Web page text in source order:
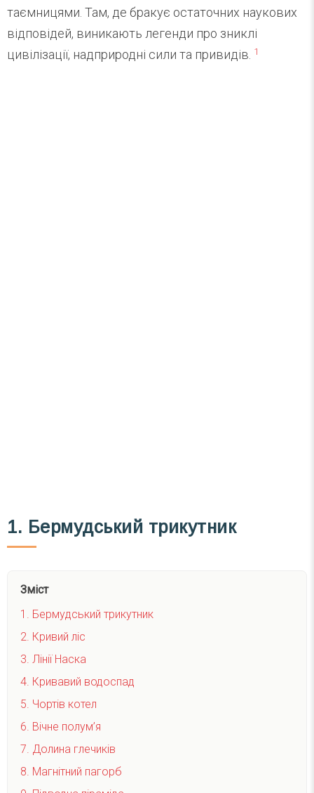
таємницями. Там, де бракує остаточних наукових
відповідей, виникають легенди про зниклі
цивілізації, надприродні сили та привидів. 1
1. Бермудський трикутник
Зміст
1. Бермудський трикутник
2. Кривий ліс
3. Лінії Наска
4. Кривавий водоспад
5. Чортів котел
6. Вічне полум’я
7. Долина глечиків
8. Магнітний пагорб